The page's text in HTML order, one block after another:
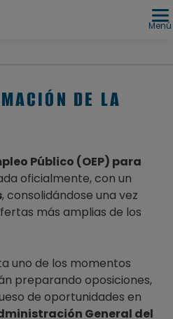
Menú
DE LA
Público (OEP) para
oficialmente, con un
, consolidándose una vez
más amplias de los
uno de los momentos
preparando oposiciones,
de oportunidades en
General del